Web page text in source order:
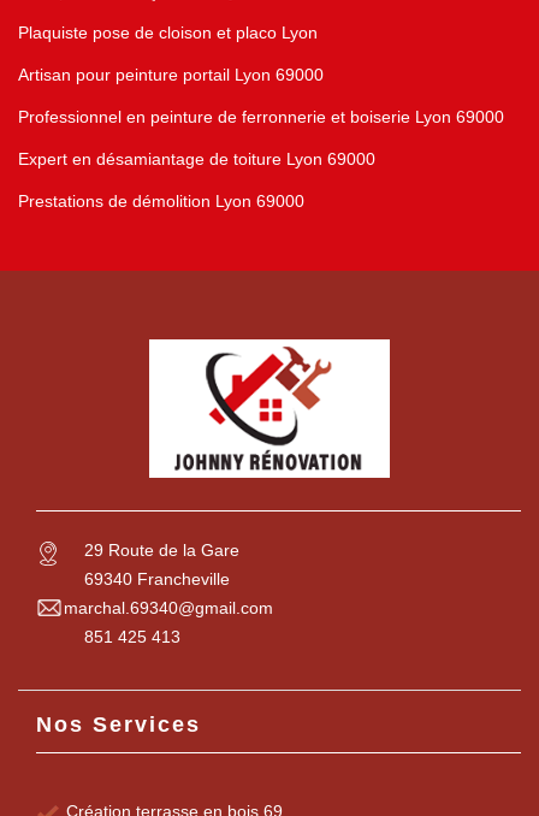
Plaquiste pose de cloison et placo Lyon
Artisan pour peinture portail Lyon 69000
Professionnel en peinture de ferronnerie et boiserie Lyon 69000
Expert en désamiantage de toiture Lyon 69000
Prestations de démolition Lyon 69000
29 Route de la Gare
69340 Francheville
marchal.69340@gmail.com
851 425 413
Nos Services
Création terrasse en bois 69